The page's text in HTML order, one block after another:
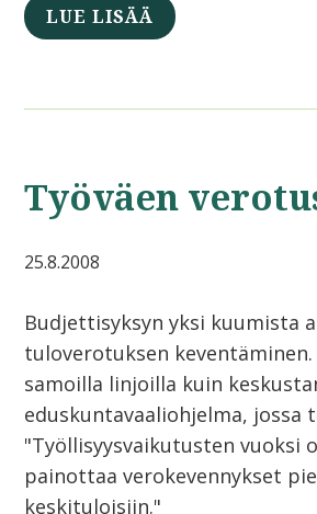
LUE LISÄÄ
Työväen
25.8.2008
Budjettisyksyn yksi kuumista
tuloverotuksen keventäminen.
samoilla linjoilla kuin
eduskuntavaaliohjelma, jossa
"Työllisyysvaikutusten vuoksi
painottaa verokevennykset
keskituloisiin."